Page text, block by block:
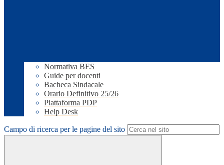
Normativa BES
Guide per docenti
Bacheca Sindacale
Orario Definitivo 25/26
Piattaforma PDP
Help Desk
Campo di ricerca per le pagine del sito